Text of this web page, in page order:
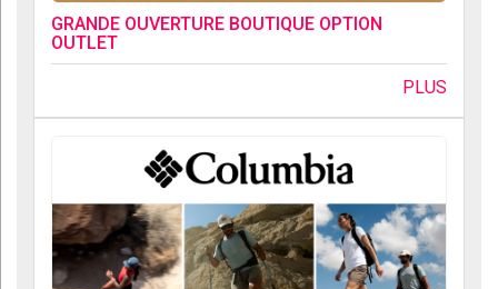
GRANDE OUVERTURE BOUTIQUE OPTION
OUTLET
PLUS